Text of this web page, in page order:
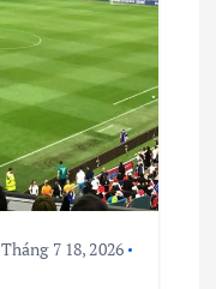
Tháng 7 18, 2026